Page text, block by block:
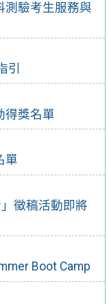
測驗考生服務與
引
得獎名單
單
徵稿活動即將
Boot Camp